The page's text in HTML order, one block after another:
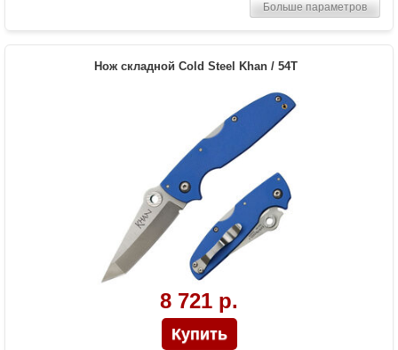
Толщина клинка (мм)
3.6
Цвет клинка
Tri-Ad Lock
Назначение
Тактический нож, боевой нож, армейский
нож, нож повседневного ношения
Больше параметров
Нож складной Cold Steel Khan / 54T
8 721 р.